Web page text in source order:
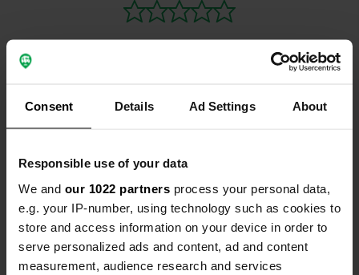
Consent Details Ad Settings About
Responsible use of your data
We and our 1022 partners process your personal data,
e.g. your IP-number, using technology such as cookies to
store and access information on your device in order to
serve personalized ads and content, ad and content
measurement, audience research and services
Contact
04270, Sorbas, Espagne
Coordonnées
37° 5' 47" N 2° 7' 27" W